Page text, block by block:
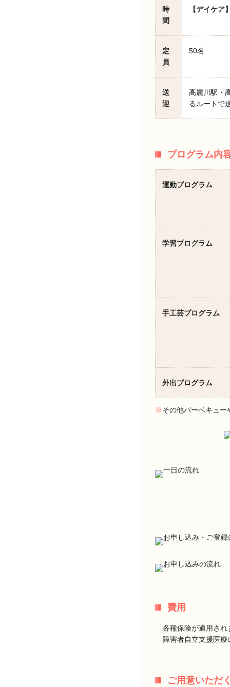
時
間
【デイケア
定
員
50名
送
迎
高麗川駅・
るルートで
プログラム内
運動プログラム
学習プログラム
手工芸プログラム
外出プログラム
※その他バーベキュー
費用
各種保険が適用され
障害者自立支援医
ご用意いただ